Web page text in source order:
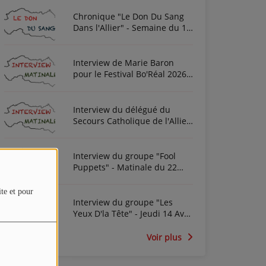
et pour
Chronique "Le Don Du Sang
Dans l'Allier" - Semaine du 10
Interview de Marie Baron
pour le Festival Bo'Réal 2026
Interview du délégué du
Secours Catholique de l'Allier
Interview du groupe "Fool
Puppets" - Matinale du 22
Interview du groupe "Les
Yeux D'la Tête" - Jeudi 14 Avril
Voir plus